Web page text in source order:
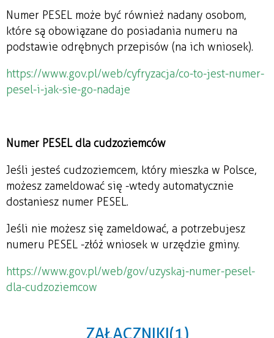
Numer PESEL może być również nadany osobom,
które są obowiązane do posiadania numeru na
podstawie odrębnych przepisów (na ich wniosek).
https://www.gov.pl/web/cyfryzacja/co-to-jest-numer-
pesel-i-jak-sie-go-nadaje
Numer PESEL dla cudzoziemców
Jeśli jesteś cudzoziemcem, który mieszka w Polsce,
możesz zameldować się - wtedy automatycznie
dostaniesz numer PESEL.
Jeśli nie możesz się zameldować, a potrzebujesz
numeru PESEL - złóż wniosek w urzędzie gminy.
https://www.gov.pl/web/gov/uzyskaj-numer-pesel-
dla-cudzoziemcow
ZAŁĄCZNIKI (1)